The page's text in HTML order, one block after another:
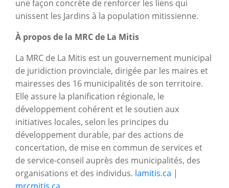
une façon concrète de renforcer les liens qui
unissent les Jardins à la population mitissienne.
À propos de la MRC de La Mitis
La MRC de La Mitis est un gouvernement municipal
de juridiction provinciale, dirigée par les maires et
mairesses des 16 municipalités de son territoire.
Elle assure la planification régionale, le
développement cohérent et le soutien aux
initiatives locales, selon les principes du
développement durable, par des actions de
concertation, de mise en commun de services et
de service-conseil auprès des municipalités, des
organisations et des individus. lamitis.ca |